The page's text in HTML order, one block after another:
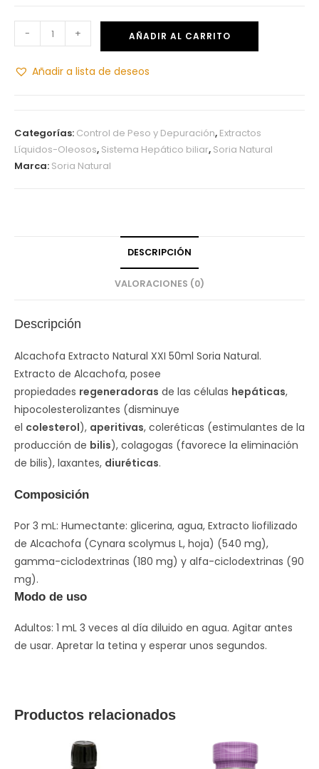
- + AÑADIR AL CARRITO
Añadir a lista de deseos
Categorías: Control de Peso y Depuración, Extractos
Líquidos-Oleosos, Sistema Hepático biliar, Soria Natural
Marca: Soria Natural
DESCRIPCIÓN
VALORACIONES (0)
Descripción
Alcachofa Extracto Natural XXI 50ml Soria Natural.
Extracto de Alcachofa, posee
propiedades regeneradoras de las células hepáticas,
hipocolesterolizantes (disminuye
el colesterol), aperitivas, coleréticas (estimulantes de la
producción de bilis), colagogas (favorece la eliminación
de bilis), laxantes, diuréticas.
Composición
Por 3 mL: Humectante: glicerina, agua, Extracto liofilizado
de Alcachofa (Cynara scolymus L, hoja) (540 mg),
gamma-ciclodextrinas (180 mg) y alfa-ciclodextrinas (90
mg).
Modo de uso
Adultos: 1 mL 3 veces al día diluido en agua. Agitar antes
de usar. Apretar la tetina y esperar unos segundos.
Productos relacionados